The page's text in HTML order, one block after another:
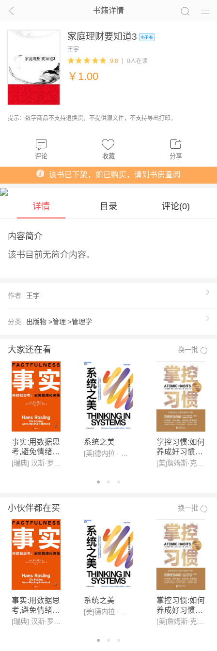
书籍详情
家庭理财要知道3
王宇
9.8
0人在读
￥ 1.00
提示：数字商品不支持退换货，不提供源文件，不支持导出打印。
评论 收藏 分享
该书已下架，如已购买，请到书房查阅
详情 目录 评论(0)
内容简介
该书目前无简介内容。
作者 王宇
分类 出版物 >管理 >管理学
大家还在看 换一批
事实:用数据思
考,避免情绪化
决策(新版)
[瑞典] 汉斯·罗斯林, 欧拉·罗斯林,安娜·罗斯林·罗朗德
系统之美
[美]德内拉 · 梅多斯(Donella H· Meadows )
掌控习惯:如何
养成好习惯并
戒除坏习惯(新
[美]詹姆斯·克利尔,迩东晨/译
小伙伴都在买 换一批
事实:用数据思
考,避免情绪化
决策(新版)
系统之美
掌控习惯:如何
养成好习惯并
戒除坏习惯(新
[美]詹姆斯·克利尔,迩东晨/译